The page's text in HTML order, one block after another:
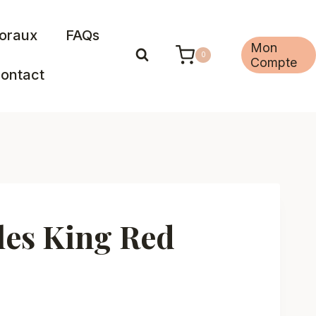
FAQs
0
Mon
Compte
King Red